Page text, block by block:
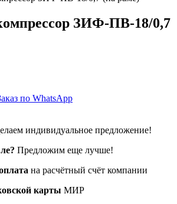
ЗИФ-ПВ-18/0,7
по WhatsApp
индивидуальное предложение!
Предложим еще лучше!
на расчётный счёт компании
карты МИР